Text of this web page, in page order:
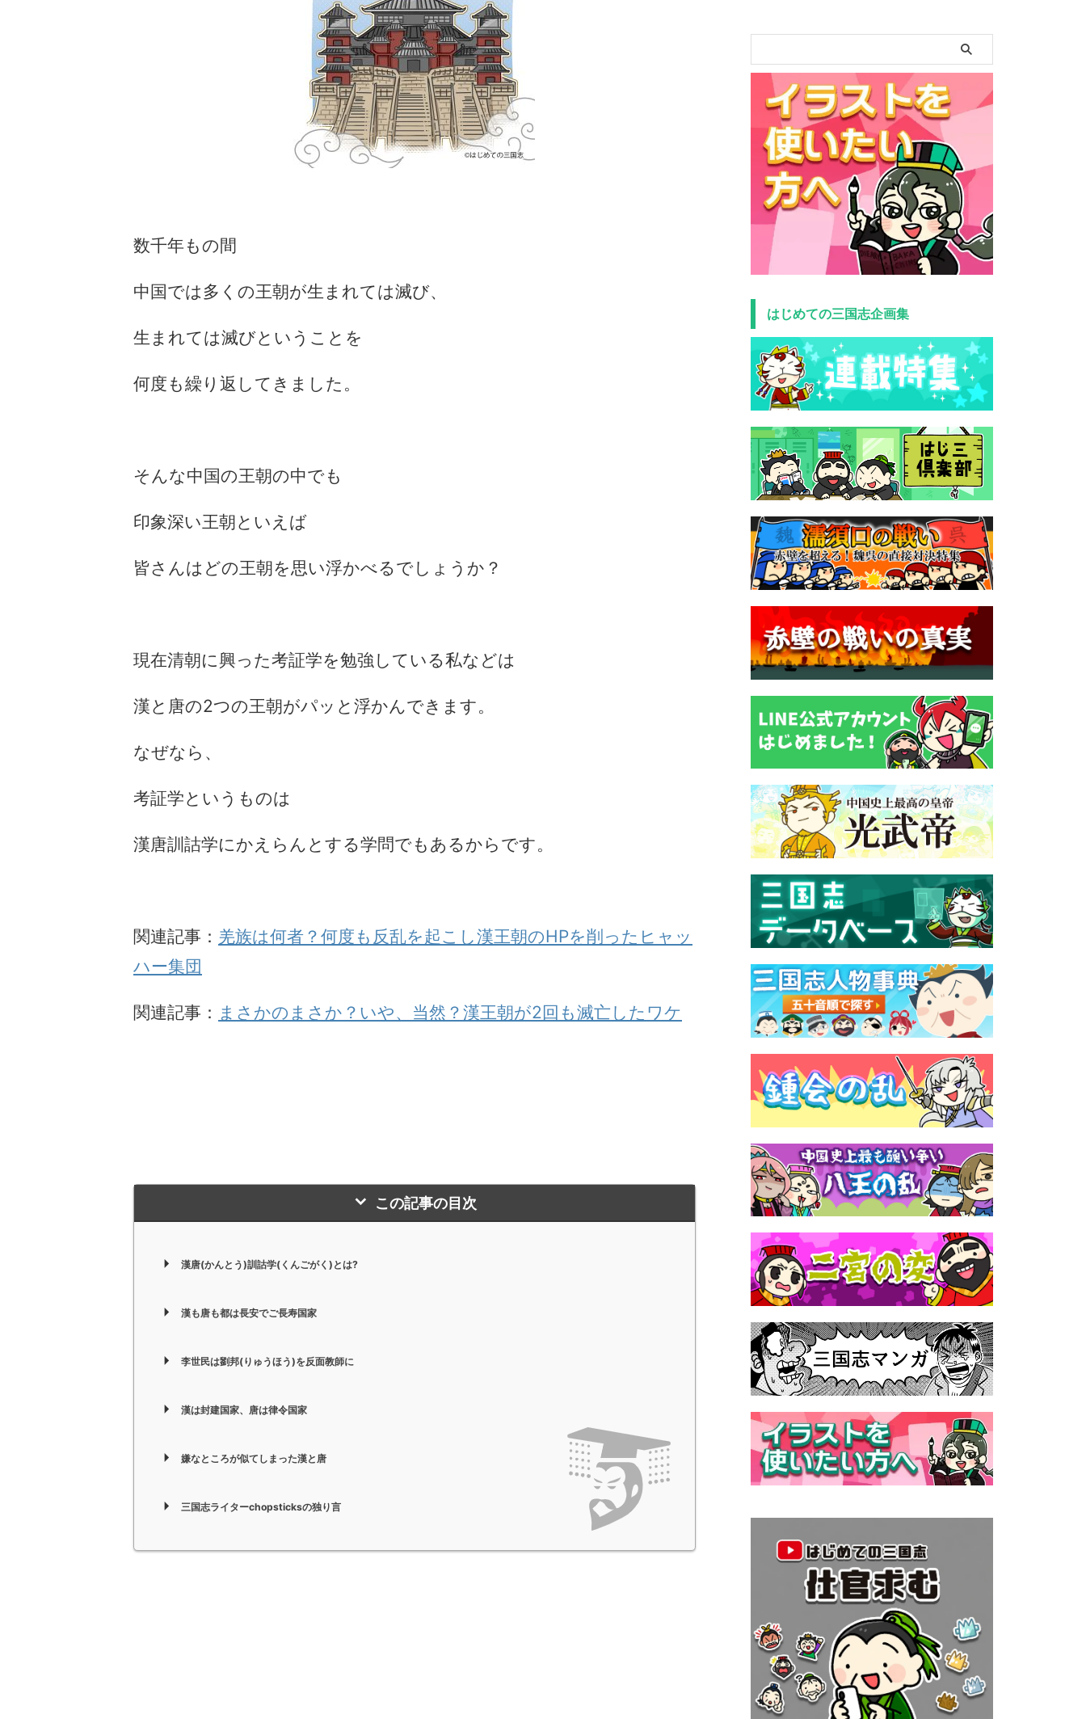
数千年もの間
中国では多くの王朝が生まれては滅び、
生まれては滅びということを
何度も繰り返してきました。
そんな中国の王朝の中でも
印象深い王朝といえば
皆さんはどの王朝を思い浮かべるでしょうか？
現在清朝に興った考証学を勉強している私などは
漢と唐の2つの王朝がパッと浮かんできます。
なぜなら、
考証学というものは
漢唐訓詁学にかえらんとする学問でもあるからです。
関連記事： 羌族は何者？何度も反乱を起こし漢王朝のHPを削ったヒャッ
ハー集団
関連記事： まさかのまさか？いや、当然？漢王朝が2回も滅亡したワケ
この記事の目次
漢唐(かんとう)訓詁学(くんごがく)とは?
漢も唐も都は長安でご長寿国家
李世民は劉邦(りゅうほう)を反面教師に
漢は封建国家、唐は律令国家
嫌なところが似てしまった漢と唐
三国志ライターchopsticksの独り言
はじめての三国志企画集